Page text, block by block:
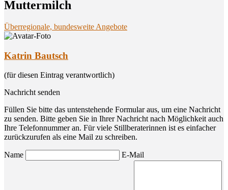
Muttermilch
Überregionale, bundesweite Angebote
Katrin Bautsch
(für diesen Eintrag verantwortlich)
Nachricht senden
Füllen Sie bitte das untenstehende Formular aus, um eine Nachricht
zu senden. Bitte geben Sie in Ihrer Nachricht nach Möglichkeit auch
Ihre Telefonnummer an. Für viele Stillberaterinnen ist es einfacher
zurückzurufen als eine Mail zu schreiben.
Name E-Mail